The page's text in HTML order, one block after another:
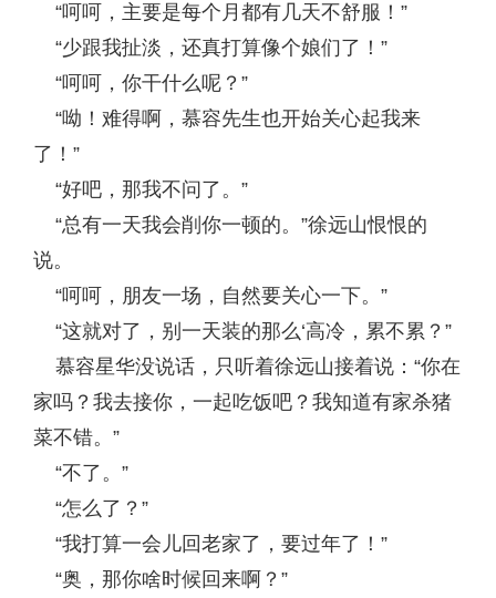
“呵呵，主要是每个月都有几天不舒服！”
“少跟我扯淡，还真打算像个娘们了！”
“呵呵，你干什么呢？”
“呦！难得啊，慕容先生也开始关心起我来
了！”
“好吧，那我不问了。”
“总有一天我会削你一顿的。”徐远山恨恨的
说。
“呵呵，朋友一场，自然要关心一下。”
“这就对了，别一天装的那么‘高冷，累不累？”
慕容星华没说话，只听着徐远山接着说：“你在
家吗？我去接你，一起吃饭吧？我知道有家杀猪
菜不错。”
“不了。”
“怎么了？”
“我打算一会儿回老家了，要过年了！”
“奥，那你啥时候回来啊？”